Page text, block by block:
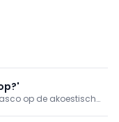
op de akoestische